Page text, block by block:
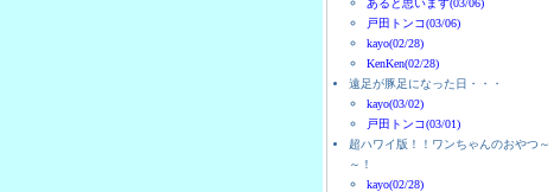
戸田トンコ(03/06)
kayo(02/28)
KenKen(02/28)
遠足が豚足になった日・・・
kayo(03/02)
戸田トンコ(03/01)
超ハワイ版！！ワンちゃんのおやつ～
～！
kayo(02/28)